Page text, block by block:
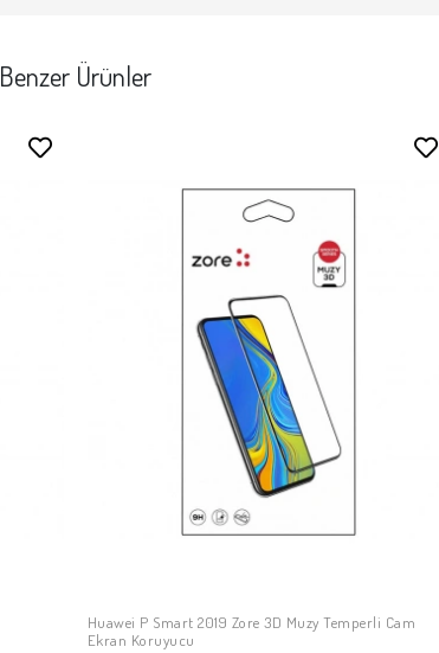
Benzer Ürünler
SEPETE EKLE
Huawei P Smart 2019 Zore 3D Muzy Temperli Cam
Ekran Koruyucu